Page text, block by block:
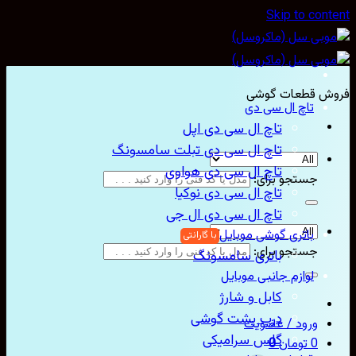
Skip to
قطعات گوشی
جستجو برای:
جستجو برای:
ورود / عضویت
تومان0
تاچ ال سی دی
تاچ ال سی دی اپل
تاچ ال سی دی تبلت سامسونگ
تاچ ال سی دی هواوی
تاچ ال سی دی نوکیا
تاچ ال سی دی ال جی
باتری گوشی موبایل
باتری سامسونگ
لوازم جانبی موبایل
کابل و شارژ
درب پشت گوشی
گلس سرامیکی